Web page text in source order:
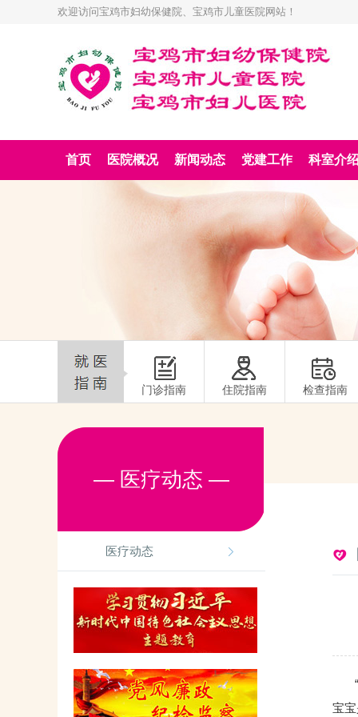
欢迎访问宝鸡市妇幼保健院、宝鸡市儿童医院网站！
首页 医院概况 新闻动态 党建工作 科室介
门诊指南 住院指南 检查指南
— 医疗动态 —
医疗动态
“
宝